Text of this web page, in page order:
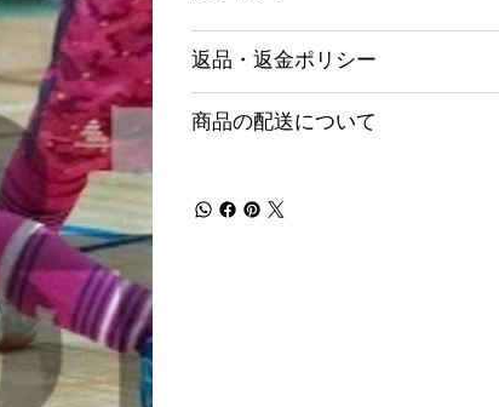
返品・返金ポリシー
商品の配送について